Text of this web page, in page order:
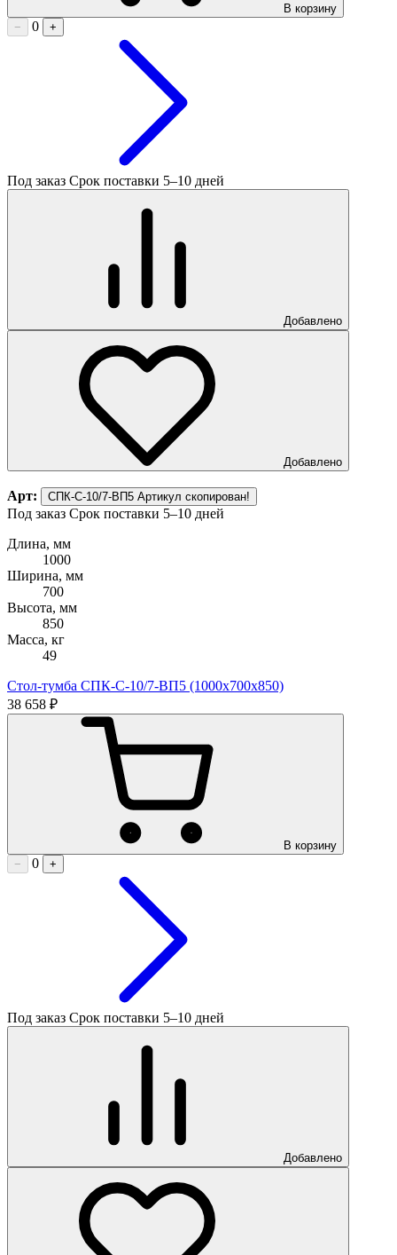
В корзину
−
0 +
Под заказ Срок поставки 5–10 дней
Добавлено
Добавлено
Арт: СПК-С-10/7-ВП5 Артикул скопирован!
Под заказ Срок поставки 5–10 дней
Длина, мм
1000
Ширина, мм
700
Высота, мм
850
Масса, кг
49
Стол-тумба СПК-С-10/7-ВП5 (1000х700х850)
38 658 ₽
В корзину
−
0 +
Под заказ Срок поставки 5–10 дней
Добавлено